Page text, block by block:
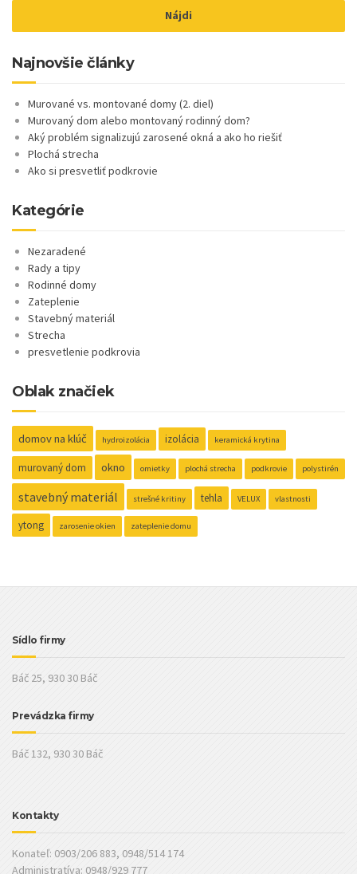
Najnovšie články
Murované vs. montované domy (2. diel)
Murovaný dom alebo montovaný rodinný dom?
Aký problém signalizujú zarosené okná a ako ho riešiť
Plochá strecha
Ako si presvetliť podkrovie
Kategórie
Nezaradené
Rady a tipy
Rodinné domy
Zateplenie
Stavebný materiál
Strecha
presvetlenie podkrovia
Oblak značiek
domov na klúč hydroizolácia izolácia keramická krytina
murovaný dom okno omietky plochá strecha podkrovie polystirén
stavebný materiál strešné kritiny tehla VELUX vlastnosti
ytong zarosenie okien zateplenie domu
Sídlo firmy
Báč 25, 930 30 Báč
Prevádzka firmy
Báč 132, 930 30 Báč
Kontakty
Konateľ: 0903/206 883, 0948/514 174
Administratíva: 0948/929 777